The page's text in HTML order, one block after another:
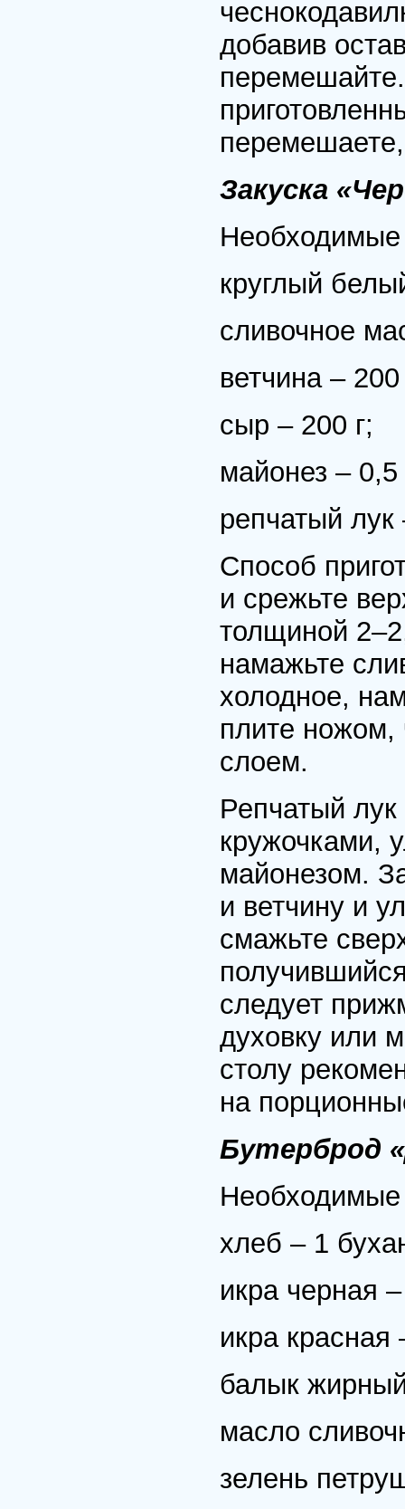
добавив
Закуска
Необходимые
круглый
сливочное
ветчина – 200
сыр – 200 г;
майонез – 0,5
репчатый
Способ
и срежьте
толщиной
намажьте
холодное,
плите
слоем.
Репчатый лук
кружочками,
майонезом.
и ветчину и
смажьте
следует
духовку или
столу
на
Бутерброд
Необходимые
хлеб – 1
икра черная
икра красная
балык
масло
зелень